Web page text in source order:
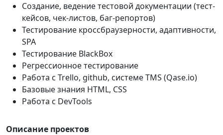
Создание, ведение тестовой документации (тест-
кейсов, чек-листов, баг-репортов)
Тестирование кроссбраузерности, адаптивности,
SPA
Тестирование BlackBox
Регрессионное тестирование
Работа с Trello, github, системе TMS (Qase.io)
Базовые знания HTML, CSS
Работа с DevTools
Описание проектов